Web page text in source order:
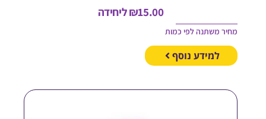
₪ליחידה
משתנה לפי כמות
למידע נוסף